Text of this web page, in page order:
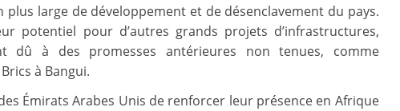
plus large de développement et de désenclavement du pays.
potentiel pour d’autres grands projets d’infrastructures,
dû à des promesses antérieures non tenues, comme
à Bangui.
Émirats Arabes Unis de renforcer leur présence en Afrique